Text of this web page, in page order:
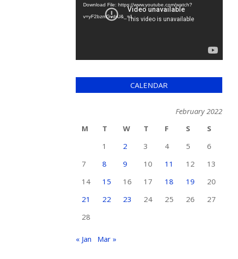
Download File: https://www.youtube.com/watch?
v=yF2bzmGvdrU&_=1
CALENDAR
February 2022
M
T W T F S
S
1
2 3 4 5
6
7
8 9 10 11 12
13
14
15 16 17 18 19
20
21
22 23 24 25 26
27
28
« Jan Mar »